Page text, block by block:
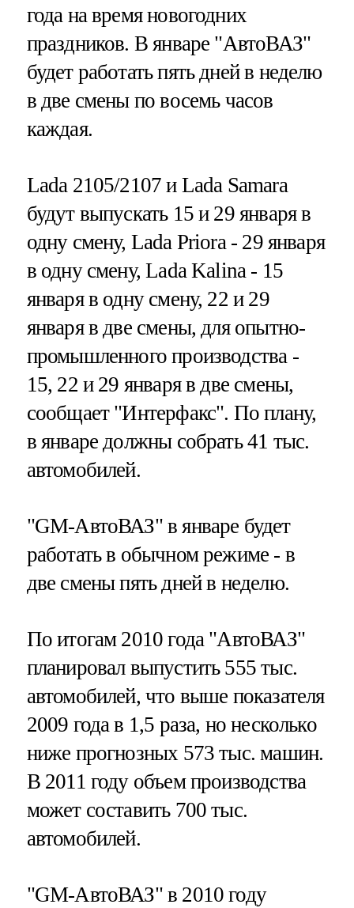
года на время новогодних
праздников. В январе "АвтоВАЗ"
будет работать пять дней в неделю
в две смены по восемь часов
каждая.
Lada 2105/2107 и Lada Samara
будут выпускать 15 и 29 января в
одну смену, Lada Priora - 29 января
в одну смену, Lada Kalina - 15
января в одну смену, 22 и 29
января в две смены, для опытно-
промышленного производства -
15, 22 и 29 января в две смены,
сообщает "Интерфакс". По плану,
в январе должны собрать 41 тыс.
автомобилей.
"GM-АвтоВАЗ" в январе будет
работать в обычном режиме - в
две смены пять дней в неделю.
По итогам 2010 года "АвтоВАЗ"
планировал выпустить 555 тыс.
автомобилей, что выше показателя
2009 года в 1,5 раза, но несколько
ниже прогнозных 573 тыс. машин.
В 2011 году объем производства
может составить 700 тыс.
автомобилей.
"GM-АвтоВАЗ" в 2010 году